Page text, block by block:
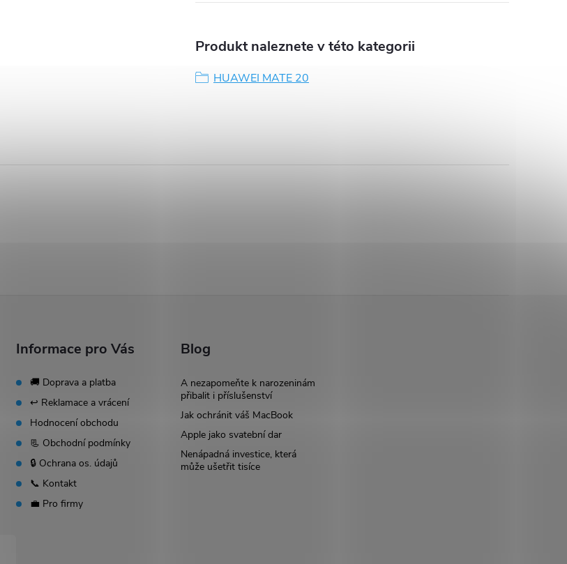
Produkt naleznete v této kategorii
HUAWEI MATE 20
Informace pro Vás
🚚 Doprava a platba
↩️ Reklamace a vrácení
Hodnocení obchodu
📃 Obchodní podmínky
🔒 Ochrana os. údajů
📞 Kontakt
💼 Pro firmy
Blog
A nezapomeňte k narozeninám
přibalit i příslušenství
Jak ochránit váš MacBook
Apple jako svatební dar
Nenápadná investice, která
může ušetřit tisíce